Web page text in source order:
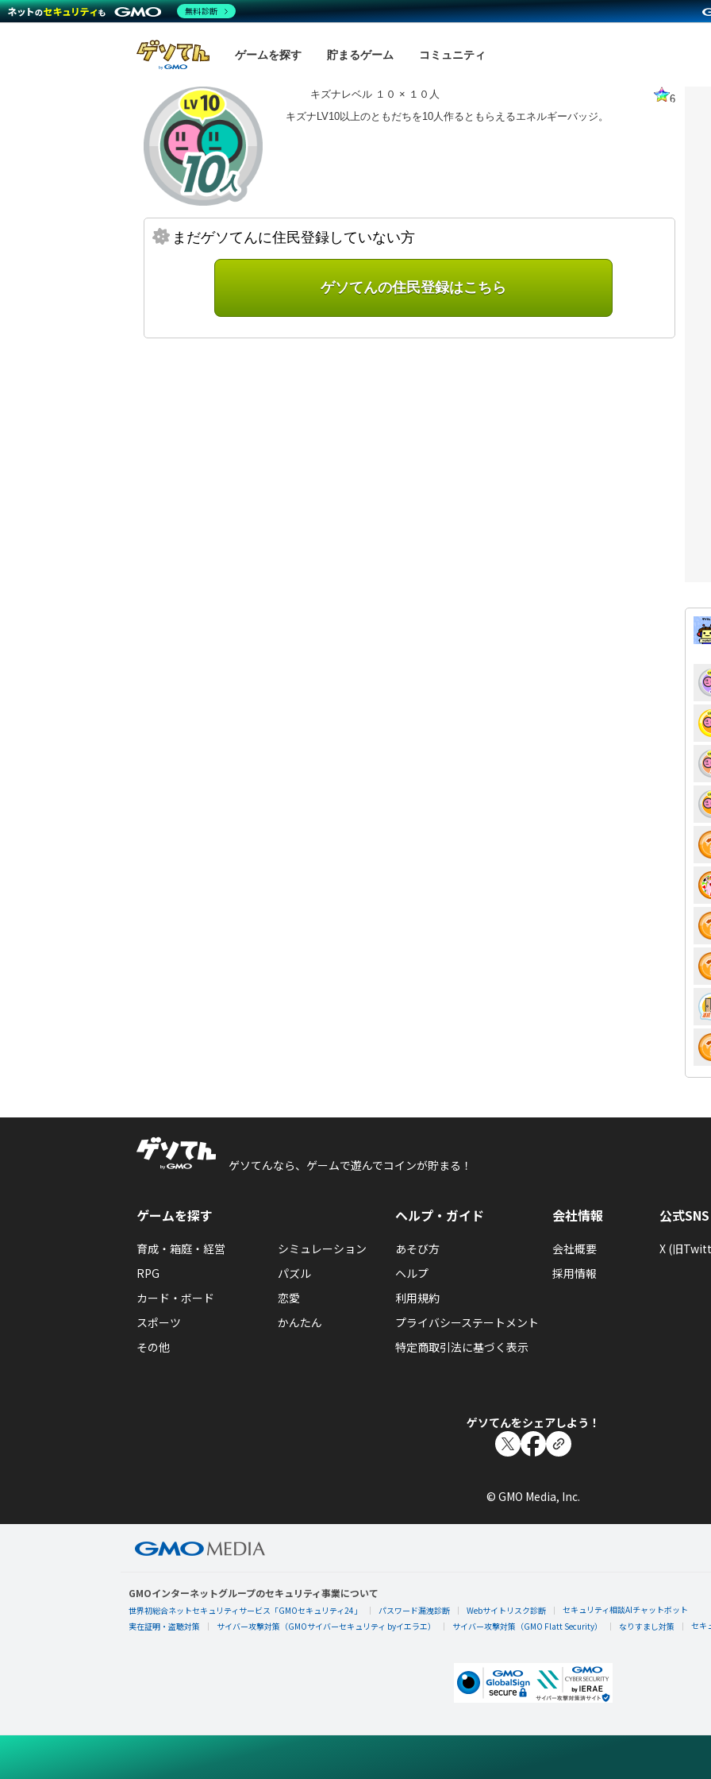
ゲームを探す 貯まるゲーム コミュニティ
キズナレベル １０ × １０人
6
キズナLV10以上のともだちを10人作るともらえるエネルギーバッジ。
まだゲソてんに住民登録していない方
ゲソてんの住民登録はこちら
ゲソてんなら、ゲームで遊んでコインが貯まる！
ゲームを探す
育成・箱庭・経営
シミュレーション
RPG
パズル
カード・ボード
恋愛
スポーツ
かんたん
その他
ヘルプ・ガイド
あそび方
ヘルプ
利用規約
プライバシーステートメント
特定商取引法に基づく表示
会社情報
会社概要
採用情報
公式SNS
X (旧
ゲソてんをシェアしよう！
© GMO Media, Inc.
GMOインターネットグループのセキュリティ事業について
世界初総合ネットセキュリティサービス「GMOセキュリティ24」 パスワード漏洩診断 Webサイトリスク診断
セキュリティ相談AIチャットボット
実在証明・盗聴対策
サイバー攻撃対策（GMOサイバーセキュリティ byイエラエ） サイバー攻撃対策（GMO Flatt Security） なりすまし対策 セキ
無料診断